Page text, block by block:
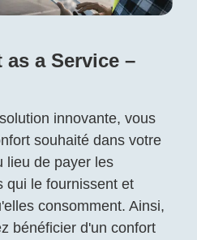
as a Service –
innovante, vous
souhaité dans votre
lieu de payer les
qui le fournissent et
consomment. Ainsi,
bénéficier d'un confort